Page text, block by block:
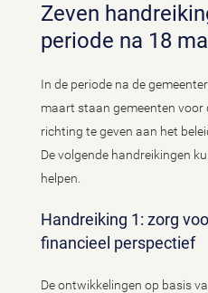
Zeven handreikingen voor de
periode na 18
In de periode na de
maart staan gemeenten voor
richting te geven aan het
De volgende handreikingen
helpen.
Handreiking 1: zorg voor een actueel
financieel perspectief
De ontwikkelingen op basis